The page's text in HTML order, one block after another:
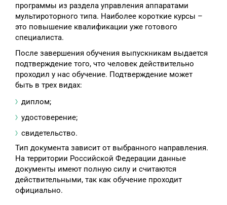
программы из раздела управления аппаратами
мультироторного типа. Наиболее короткие курсы –
это повышение квалификации уже готового
специалиста.
После завершения обучения выпускникам выдается
подтверждение того, что человек действительно
проходил у нас обучение. Подтверждение может
быть в трех видах:
диплом;
удостоверение;
свидетельство.
Тип документа зависит от выбранного направления.
На территории Российской Федерации данные
документы имеют полную силу и считаются
действительными, так как обучение проходит
официально.